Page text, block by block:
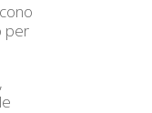
per